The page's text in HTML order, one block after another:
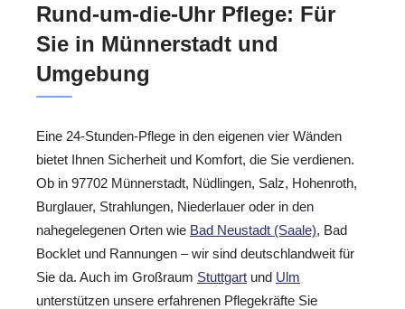
Rund-um-die-Uhr Pflege: Für
Sie in Münnerstadt und
Umgebung
Eine 24-Stunden-Pflege in den eigenen vier Wänden
bietet Ihnen Sicherheit und Komfort, die Sie verdienen.
Ob in 97702 Münnerstadt, Nüdlingen, Salz, Hohenroth,
Burglauer, Strahlungen, Niederlauer oder in den
nahegelegenen Orten wie Bad Neustadt (Saale), Bad
Bocklet und Rannungen – wir sind deutschlandweit für
Sie da. Auch im Großraum Stuttgart und Ulm
unterstützen unsere erfahrenen Pflegekräfte Sie